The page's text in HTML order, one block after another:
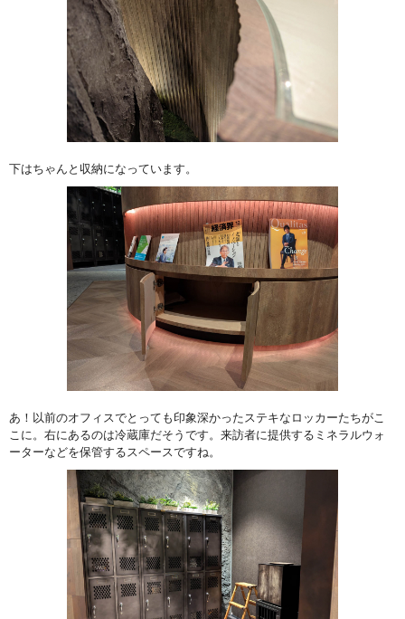
下はちゃんと収納になっています。
あ！以前のオフィスでとっても印象深かったステキなロッカーたちがこ
こに。右にあるのは冷蔵庫だそうです。来訪者に提供するミネラルウォ
ーターなどを保管するスペースですね。